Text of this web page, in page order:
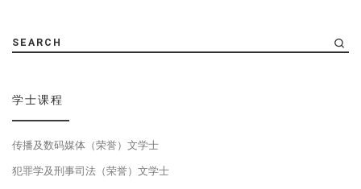
SEARCH
学士课程
传播及数码媒体（荣誉）文学士
犯罪学及刑事司法（荣誉）文学士